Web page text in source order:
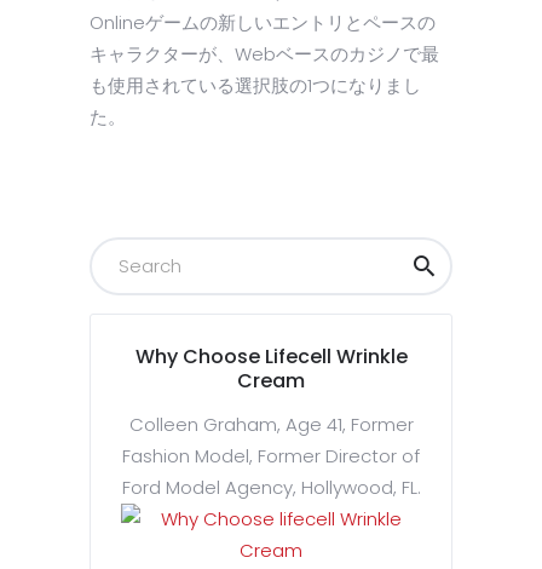
Onlineゲームの新しいエントリとペースの
キャラクターが、Webベースのカジノで最
も使用されている選択肢の1つになりまし
た。
Why Choose Lifecell Wrinkle
Cream
Colleen Graham, Age 41, Former
Fashion Model, Former Director of
Ford Model Agency, Hollywood, FL.